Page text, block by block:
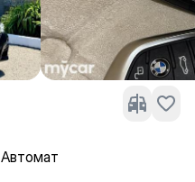
Автомат